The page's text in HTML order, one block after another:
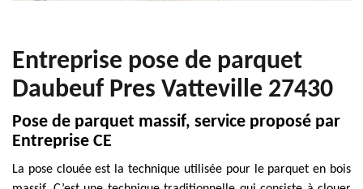
Entreprise pose de parquet
Daubeuf Pres Vatteville 27430
Pose de parquet massif, service proposé par
Entreprise CE
La pose clouée est la technique utilisée pour le parquet en bois